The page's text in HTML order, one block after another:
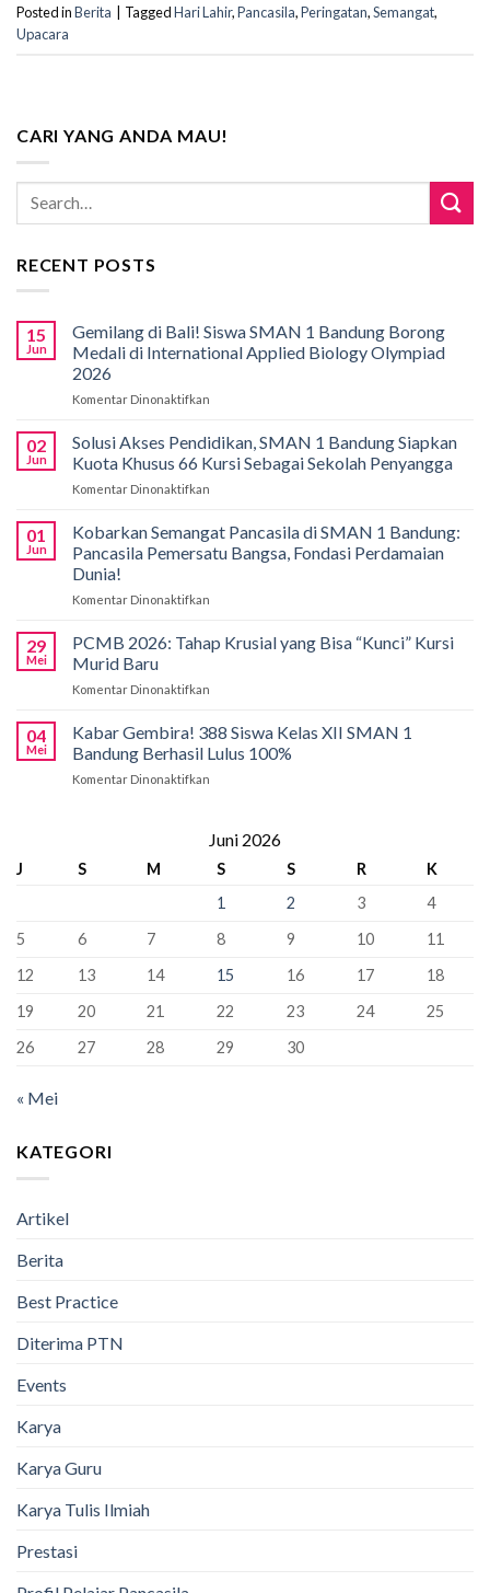
Posted inBerita TaggedHari Lahir,Pancasila,Peringatan,Semangat,
Upacara
CARI YANG ANDA MAU!
RECENT POSTS
15
Jun
Gemilang di Bali! Siswa SMAN 1 Bandung Borong
Medali di International Applied Biology Olympiad
2026
Komentar Dinonaktifkan
di
Bali!
Siswa
Bandung
Borong
Biology
02
Jun
Solusi Akses Pendidikan, SMAN 1 Bandung Siapkan
Kuota Khusus 66 Kursi Sebagai Sekolah Penyangga
Komentar Dinonaktifkan
Akses
Pendidikan,
SMAN
Kuota
Khusus
Sekolah
Penyangga
01
Jun
Kobarkan Semangat Pancasila di SMAN 1 Bandung:
Pancasila Pemersatu Bangsa, Fondasi Perdamaian
Dunia!
Komentar Dinonaktifkan
Semangat
Pancasila
Bandung:
Pancasila
Dunia!
29
Mei
PCMB 2026: Tahap Krusial yang Bisa “Kunci” Kursi
Murid Baru
Komentar Dinonaktifkan
2026:
Tahap
Krusial
Kursi
Baru
04
Mei
Kabar Gembira! 388 Siswa Kelas XII SMAN 1
Bandung Berhasil Lulus 100%
Komentar Dinonaktifkan
388
Kelas
SMAN
Bandung
Lulus
100%
Juni 2026
J S M S S R
K
1
2 3
4
5
6 7 8 9 10
11
12
13 14 15 16 17
18
19
20 21 22 23 24
25
26
27 28 29 30
« Mei
KATEGORI
Artikel
Berita
Best Practice
Diterima PTN
Events
Karya
Karya Guru
Karya Tulis Ilmiah
Prestasi